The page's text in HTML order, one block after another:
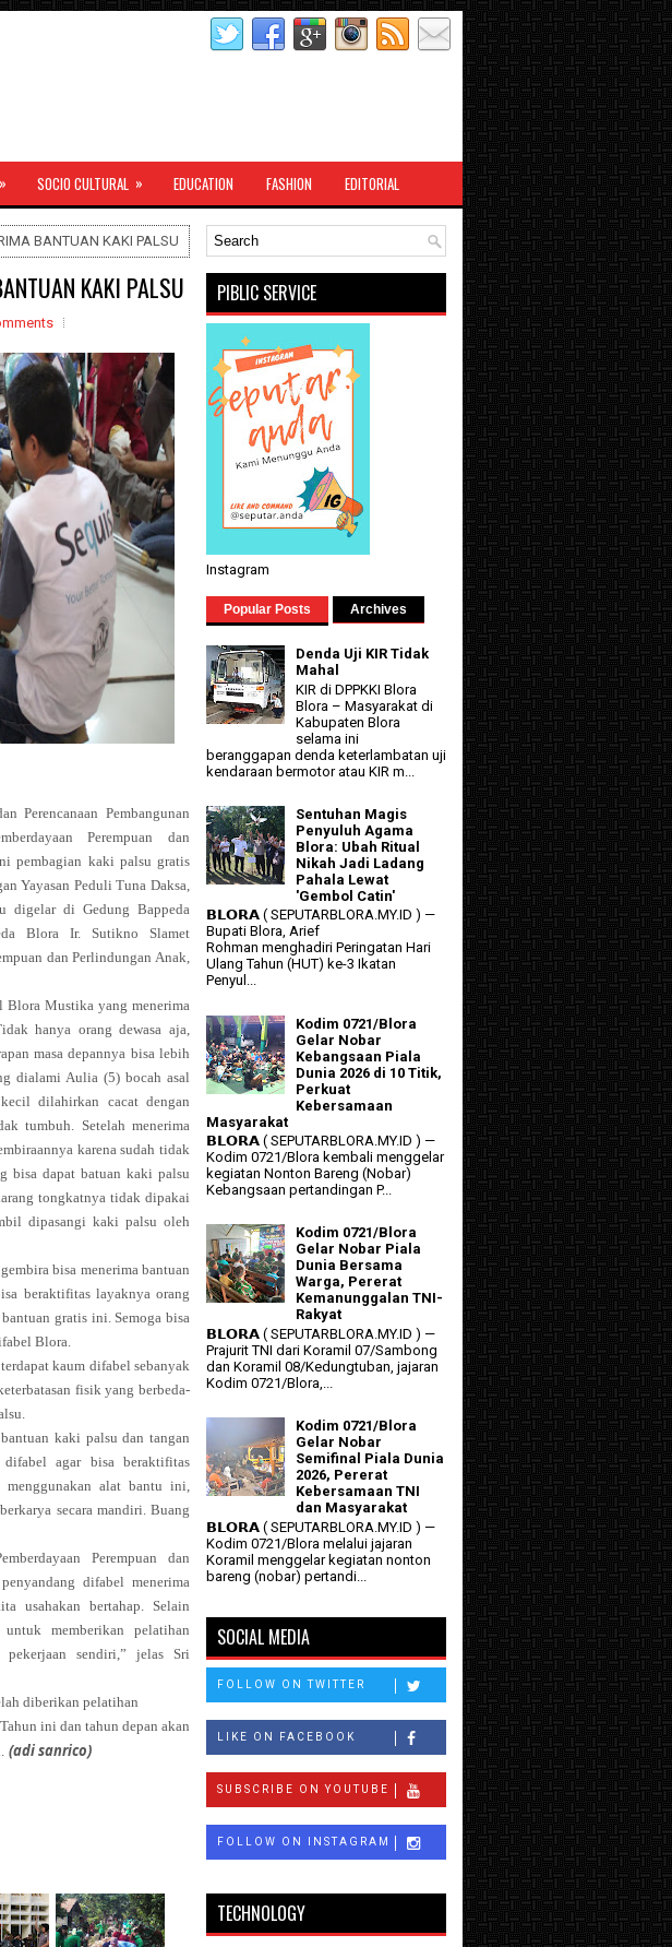
» SOCIO CULTURAL » EDUCATION FASHION EDITORIAL
BANTUAN KAKI PALSU
KAKI PALSU
Perencanaan Pembangunan
Perempuan dan
pembagian kaki palsu gratis
Yayasan Peduli Tuna Daksa,
digelar di Gedung Bappeda
Blora
Ir. Sutikno Slamet
dan Perlindungan Anak,
Blora Mustika yang menerima
hanya orang dewasa aja,
masa depannya bisa lebih
dialami Aulia (5) bocah asal
dilahirkan cacat dengan
tumbuh. Setelah menerima
karena sudah tidak
bisa dapat batuan kaki palsu
tongkatnya tidak dipakai
dipasangi kaki palsu oleh
bisa menerima bantuan
beraktifitas layaknya orang
gratis ini. Semoga bisa
Blora.
kaum difabel sebanyak
fisik yang berbeda-
kaki palsu dan tangan
difabel agar bisa beraktifitas
alat bantu ini,
secara mandiri. Buang
Perempuan dan
difabel menerima
usahakan bertahap. Selain
memberikan pelatihan
pekerjaan sendiri,” jelas Sri
diberikan pelatihan
ini dan tahun depan akan
(adi sanrico)
PIBLIC SERVICE
Instagram
Popular Posts Archives
Denda Uji KIR Tidak
Mahal
KIR di DPPKKI Blora
Blora – Masyarakat di
Kabupaten Blora
selama ini
beranggapan denda keterlambatan uji
kendaraan bermotor atau KIR m...
Sentuhan Magis
Penyuluh Agama
Blora: Ubah Ritual
Nikah Jadi Ladang
Pahala Lewat
'Gembol Catin'
𝗕𝗟𝗢𝗥𝗔 ( SEPUTARBLORA.MY.ID ) —
Bupati Blora, Arief
Rohman menghadiri Peringatan Hari
Ulang Tahun (HUT) ke-3 Ikatan
Penyul...
Kodim 0721/Blora
Gelar Nobar
Kebangsaan Piala
Dunia 2026 di 10 Titik,
Perkuat
Kebersamaan
Masyarakat
𝗕𝗟𝗢𝗥𝗔 ( SEPUTARBLORA.MY.ID ) —
Kodim 0721/Blora kembali menggelar
kegiatan Nonton Bareng (Nobar)
Kebangsaan pertandingan P...
Kodim 0721/Blora
Gelar Nobar Piala
Dunia Bersama
Warga, Pererat
Kemanunggalan TNI-
Rakyat
𝗕𝗟𝗢𝗥𝗔 ( SEPUTARBLORA.MY.ID ) —
Prajurit TNI dari Koramil 07/Sambong
dan Koramil 08/Kedungtuban, jajaran
Kodim 0721/Blora,...
Kodim 0721/Blora
Gelar Nobar
Semifinal Piala Dunia
2026, Pererat
Kebersamaan TNI
dan Masyarakat
𝗕𝗟𝗢𝗥𝗔 ( SEPUTARBLORA.MY.ID ) —
Kodim 0721/Blora melalui jajaran
Koramil menggelar kegiatan nonton
bareng (nobar) pertandi...
SOCIAL MEDIA
FOLLOW ON TWITTER
LIKE ON FACEBOOK
SUBSCRIBE ON YOUTUBE
FOLLOW ON INSTAGRAM
TECHNOLOGY